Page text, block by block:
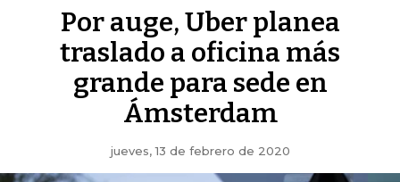
Por auge, Uber planea
traslado a oficina más
grande para sede en
Ámsterdam
jueves, 13 de febrero de 2020